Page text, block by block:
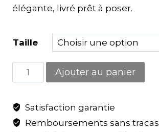
élégante, livré prêt à poser.
Taille
Ajouter au panier
Satisfaction garantie
Remboursements sans tracas